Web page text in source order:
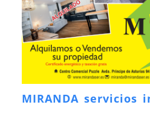
MIRANDA servicios